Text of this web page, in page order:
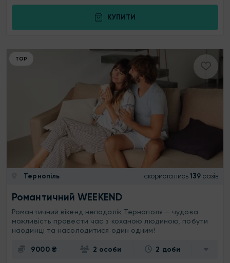
КУПИТИ
ТОР
Тернопіль скористались 139 разів
Романтичний WEEKEND
Романтичний вікенд неподалік Тернополя — чудова
можливість провести час з коханою людиною, побути
наодинці та насолодитися один одним!
9000 ₴ 2 особи 2 доби